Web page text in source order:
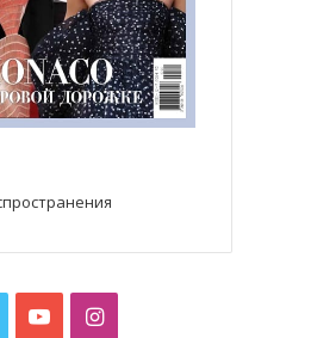
YouTubeInstagram